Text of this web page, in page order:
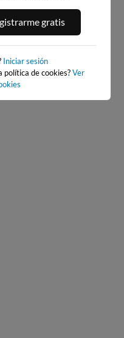
DE LA CONCHA
· Donostia
gratis
Iniciar sesión
política de cookies?Ver